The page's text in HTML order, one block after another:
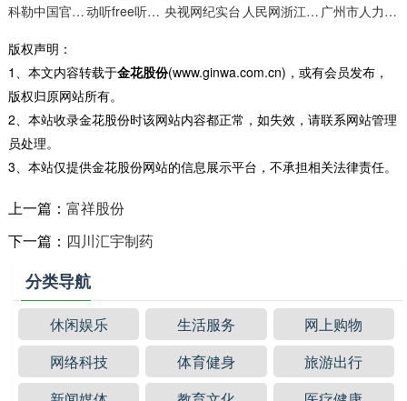
科勒中国官方网站
动听free听书网 央视网纪实台 人民网浙江频道 广州市人力资源和社会保障局网站
版权声明：
1、本文内容转载于金花股份(www.ginwa.com.cn)，或有会员发布，
版权归原网站所有。
2、本站收录金花股份时该网站内容都正常，如失效，请联系网站管理
员处理。
3、本站仅提供金花股份网站的信息展示平台，不承担相关法律责任。
上一篇： 富祥股份
下一篇： 四川汇宇制药
分类导航
休闲娱乐 生活服务
网上购物
网络科技
体育健身
旅游出行